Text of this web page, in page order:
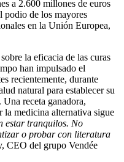
a 2.600 millones de euros
podio de los mayores
en la Unión Europea,
la eficacia de las curas
han impulsado el
recientemente, durante
natural para establecer su
receta ganadora,
la medicina alternativa sigue
estar tranquilos. No
o probar con literatura
CEO del grupo Vendée